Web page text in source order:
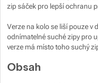
zip sáček pro lepší ochranu
Verze na kolo se liší pouze v
odnímatelné suché zipy pro
verze má místo toho suchý
Obsah